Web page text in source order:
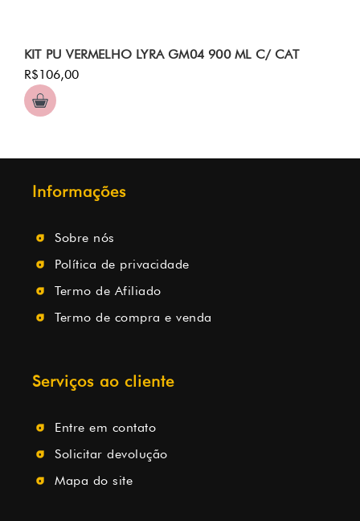
KIT PU VERMELHO LYRA GM04 900 ML C/ CAT
R$106,00
Informações
Sobre nós
Política de privacidade
Termo de Afiliado
Termo de compra e venda
Serviços ao cliente
Entre em contato
Solicitar devolução
Mapa do site